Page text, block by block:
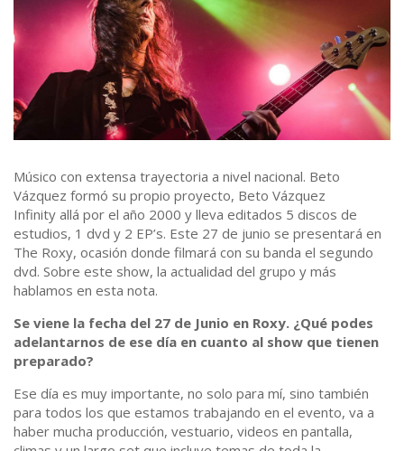
Músico con extensa trayectoria a nivel nacional. Beto
Vázquez formó su propio proyecto, Beto Vázquez
Infinity allá por el año 2000 y lleva editados 5 discos de
estudios, 1 dvd y 2 EP’s. Este 27 de junio se presentará en
The Roxy, ocasión donde filmará con su banda el segundo
dvd. Sobre este show, la actualidad del grupo y más
hablamos en esta nota.
Se viene la fecha del 27 de Junio en Roxy. ¿Qué podes
adelantarnos de ese día en cuanto al show que tienen
preparado?
Ese día es muy importante, no solo para mí, sino también
para todos los que estamos trabajando en el evento, va a
haber mucha producción, vestuario, videos en pantalla,